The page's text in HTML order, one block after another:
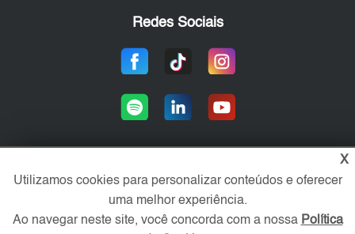
Redes Sociais
Área exclusiva aos anunciantes,
acesse sua conta:
X
Utilizamos cookies para personalizar conteúdos e oferecer
uma melhor experiência.
Ao navegar neste site, você concorda com a nossa Política